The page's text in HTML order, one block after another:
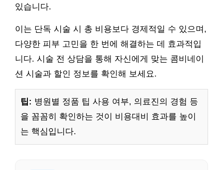
있습니다.
이는 단독 시술 시 총 비용보다 경제적일 수 있으며,
다양한 피부 고민을 한 번에 해결하는 데 효과적입
니다. 시술 전 상담을 통해 자신에게 맞는 콤비네이
션 시술과 할인 정보를 확인해 보세요.
팁: 병원별 정품 팁 사용 여부, 의료진의 경험 등
을 꼼꼼히 확인하는 것이 비용대비 효과를 높이
는 핵심입니다.